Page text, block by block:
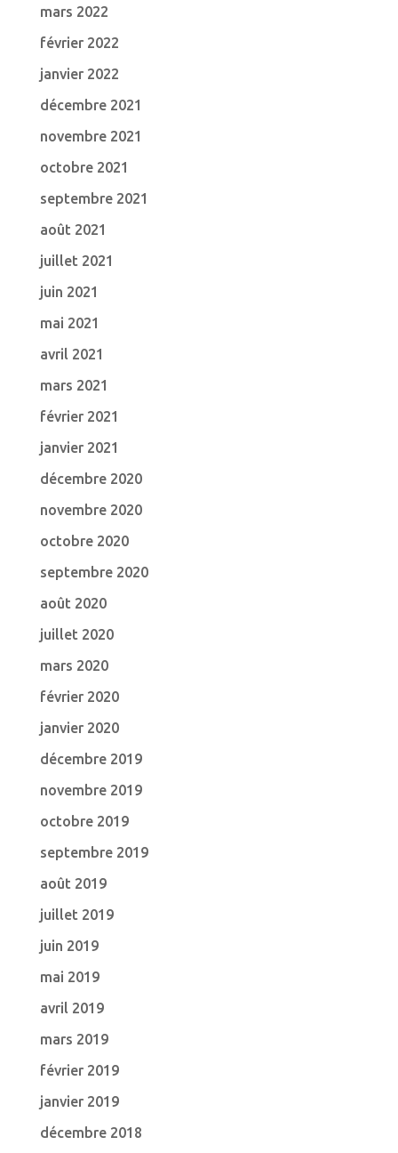
mars 2022
février 2022
janvier 2022
décembre 2021
novembre 2021
octobre 2021
septembre 2021
août 2021
juillet 2021
juin 2021
mai 2021
avril 2021
mars 2021
février 2021
janvier 2021
décembre 2020
novembre 2020
octobre 2020
septembre 2020
août 2020
juillet 2020
mars 2020
février 2020
janvier 2020
décembre 2019
novembre 2019
octobre 2019
septembre 2019
août 2019
juillet 2019
juin 2019
mai 2019
avril 2019
mars 2019
février 2019
janvier 2019
décembre 2018